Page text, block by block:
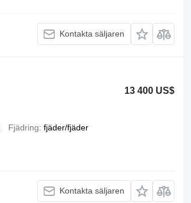
Kontakta säljaren
13 400 US$
Fjädring fjäder/fjäder
Kontakta säljaren